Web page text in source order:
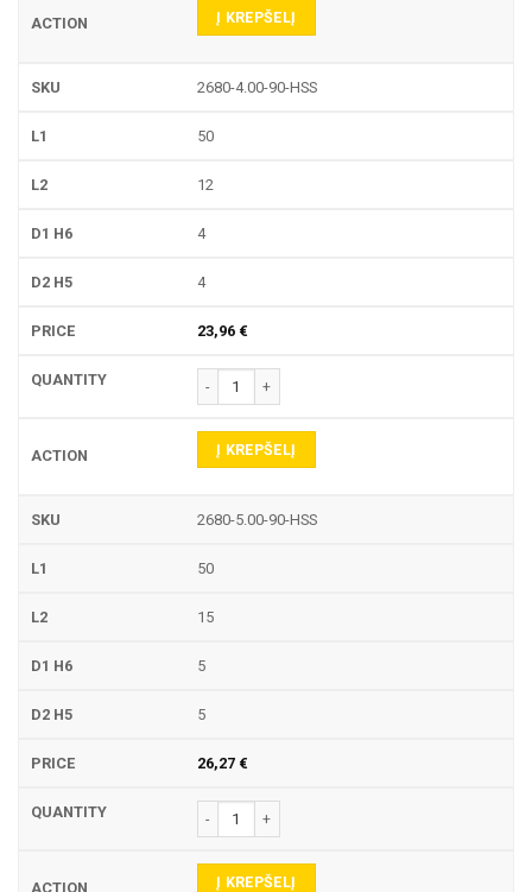
Į KREPŠELĮ
2680-4.00-90-HSS
50
12
4
4
23,96 €
produkto kiekis: 2680-90-HSS NC CENTRAVIMO
Į KREPŠELĮ
2680-5.00-90-HSS
50
15
5
5
26,27 €
produkto kiekis: 2680-90-HSS NC CENTRAVIMO
Į KREPŠELĮ